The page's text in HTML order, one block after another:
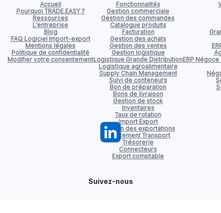
Accueil
Pourquoi TRADE.EASY ?
Ressources
L’entreprise
Blog
FAQ Logiciel Import-export
Mentions légales
Politique de confidentialité
Modifier votre consentement
Fonctionnalités
Gestion commerciale
Gestion des commandes
Catalogue produits
Facturation
Gestion des achats
Gestion des ventes
Gestion logistique
Logistique Grande Distribution
Logistique agroalimentaire
Supply Chain Management
Suivi de conteneurs
Bon de préparation
Bons de livraison
Gestion de stock
Inventaires
Taux de rotation
Import Export
Gestion des exportations
Affrètement Transport
Trésorerie
Connecteurs
Export comptable
ERP
Suivez-nous